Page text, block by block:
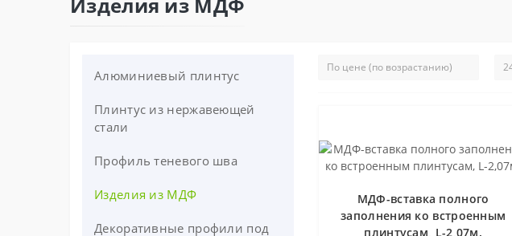
Алюминиевый плинтус
Накладной алюминиевый
плинтус
Встроенный алюминиевый
подсветкой
Плинтус из нержавеющей
стали
Профиль теневого шва
Изделия из МДФ
Декоративные профили под
МДФ-вставка полного
заполнения ко встроенным
плинтусам, L-2,07м.